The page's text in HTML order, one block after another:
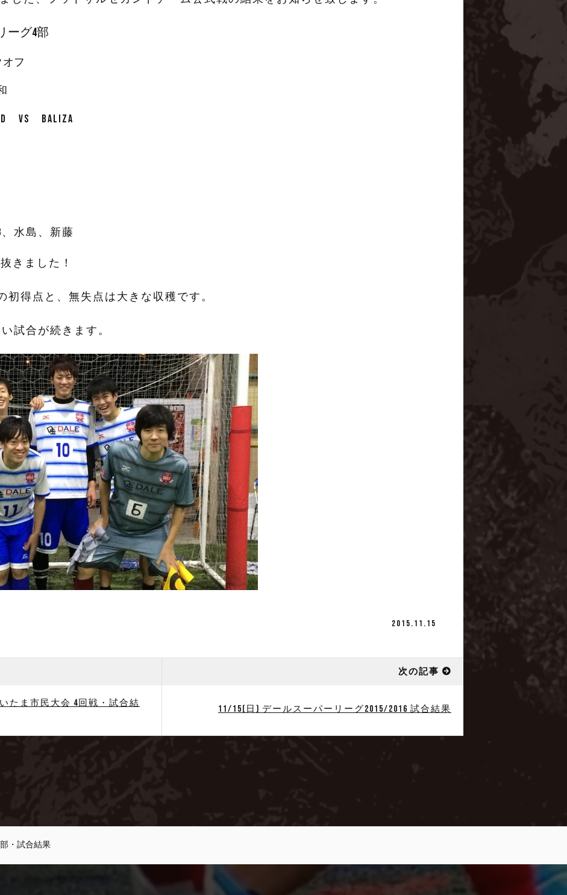
ーグ4部
オフ
vs BALIZA
水島、新藤
きました！
初得点と、無失点は大きな収穫です。
試合が続きます。
2015.11.15
たま市民大会 4回戦・試合結
次の記事
11/15(日) デールスーパーリーグ2015/2016 試合結果
部・試合結果